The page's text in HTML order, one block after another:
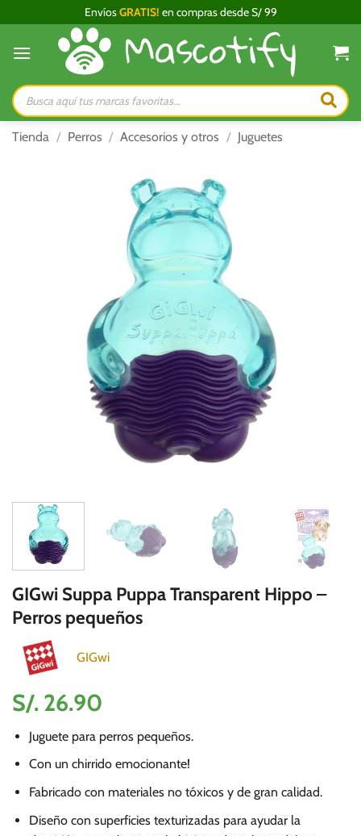
al
contenido
EnvíosGRATIS! en compras desde S/ 99
Búsqueda
de
productos
Tienda / Perros / Accesorios y otros / Juguetes
GIGwi Suppa Puppa Transparent Hippo –
Perros pequeños
GIGwi
S/. 26.90
Juguete para perros pequeños.
Con un chirrido emocionante!
Fabricado con materiales no tóxicos y de gran calidad.
Diseño con superficies texturizadas para ayudar la